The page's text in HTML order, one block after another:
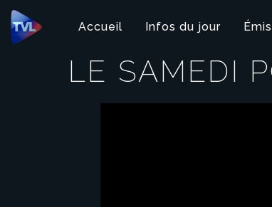
Panneau de gestion des cookies
Accueil Infos du jour
LE SAMEDI